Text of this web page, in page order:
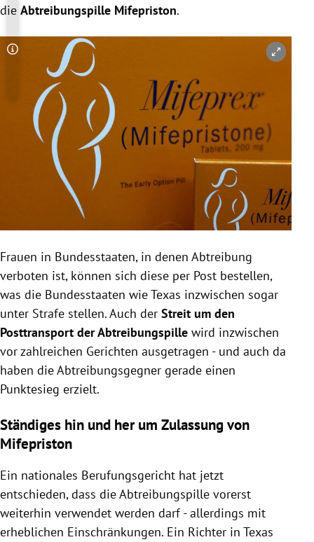
die Abtreibungspille Mifepriston.
Copyright-Hinweis öffnen/schließen
Frauen in Bundesstaaten, in denen Abtreibung
verboten ist, können sich diese per Post bestellen,
was die Bundesstaaten wie Texas inzwischen sogar
unter Strafe stellen. Auch der Streit um den
Posttransport der Abtreibungspille wird inzwischen
vor zahlreichen Gerichten ausgetragen - und auch da
haben die Abtreibungsgegner gerade einen
Punktesieg erzielt.
Ständiges hin und her um Zulassung von
Mifepriston
Ein nationales Berufungsgericht hat jetzt
entschieden, dass die Abtreibungspille vorerst
weiterhin verwendet werden darf - allerdings mit
erheblichen Einschränkungen. Ein Richter in Texas